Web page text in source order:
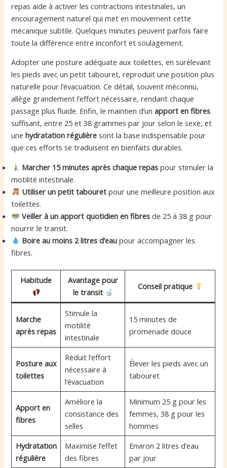
repas aide à activer les contractions intestinales, un
encouragement naturel qui met en mouvement cette
mécanique subtile. Quelques minutes peuvent parfois faire
toute la différence entre inconfort et soulagement.
Adopter une posture adéquate aux toilettes, en surélevant
les pieds avec un petit tabouret, reproduit une position plus
naturelle pour l’évacuation. Ce détail, souvent méconnu,
allège grandement l’effort nécessaire, rendant chaque
passage plus fluide. Enfin, le maintien d’unapport en fibres
suffisant, entre 25 et 38 grammes par jour selon le sexe, et
unehydratation régulière sont la base indispensable pour
que ces efforts se traduisent en bienfaits durables.
Marcher 15 minutes après chaque repas pour stimuler la
motilité intestinale.
Utiliser un petit tabouret pour une meilleure position aux
toilettes.
Veiller à un apport quotidien en fibres de 25 à 38 g pour
nourrir le transit.
Boire au moins 2 litres d’eau pour accompagner les
fibres.
Habitude
Avantage pour
le transit
Conseil pratique
Marche
après repas
Stimule la
motilité
intestinale
15 minutes de
promenade douce
Posture aux
toilettes
Réduit l’effort
nécessaire à
l’évacuation
Élever les pieds avec un
tabouret
Apport en
fibres
Améliore la
consistance des
selles
Minimum 25 g pour les
femmes, 38 g pour les
hommes
Hydratation
régulière
Maximise l’effet
des fibres
Environ 2 litres d’eau
par jour